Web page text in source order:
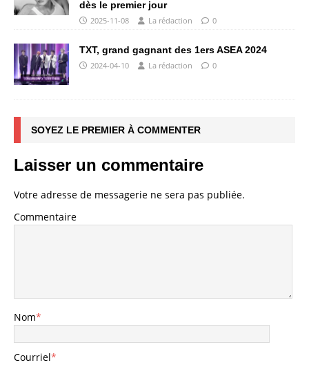
dès le premier jour
2025-11-08 La rédaction 0
TXT, grand gagnant des 1ers ASEA 2024
2024-04-10 La rédaction 0
SOYEZ LE PREMIER À COMMENTER
Laisser un commentaire
Votre adresse de messagerie ne sera pas publiée.
Commentaire
Nom*
Courriel*